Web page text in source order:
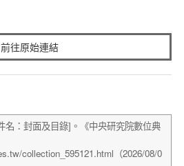
前往原始連結